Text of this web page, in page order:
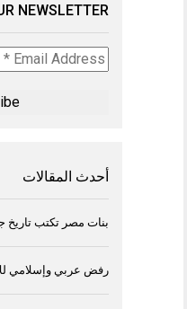
NEWSLETTER
Email
Address
أحدث المقالات
بنات مصر تكتب تاريخ
رفض عربي وإسلامي